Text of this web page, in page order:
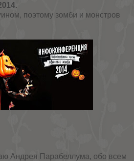
поэтому зомби и монстров
Андрея Парабеллума, обо всем